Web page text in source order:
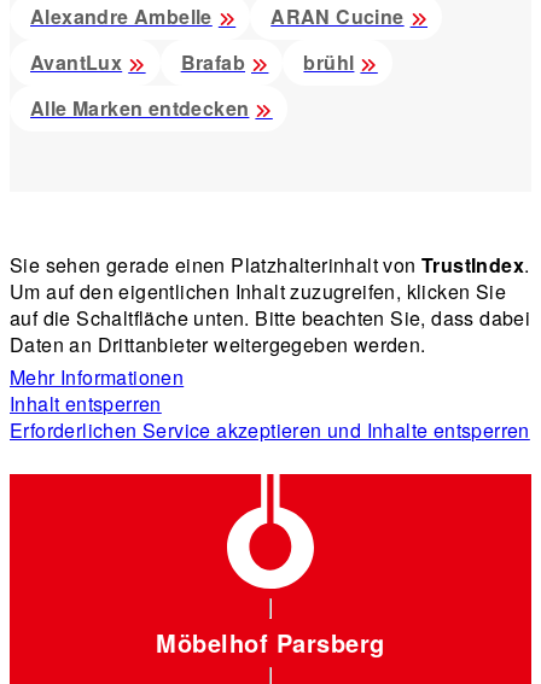
Alexandre Ambelle
ARAN Cucine
AvantLux
Brafab
brühl
Alle Marken entdecken
Sie sehen gerade einen Platzhalterinhalt von TrustIndex.
Um auf den eigentlichen Inhalt zuzugreifen, klicken Sie
auf die Schaltfläche unten. Bitte beachten Sie, dass dabei
Daten an Drittanbieter weitergegeben werden.
Mehr Informationen
Inhalt entsperren
Erforderlichen Service akzeptieren und Inhalte entsperren
Möbelhof Parsberg